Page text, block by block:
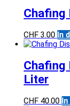
Chafing
CHF 3.00 In
Chafing
Liter
CHF 40.00